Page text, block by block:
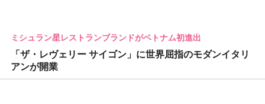
ミシュラン星レストランブランドがベトナム初進出
「ザ・レヴェリー サイゴン」に世界屈指のモダンイタリ
アンが開業